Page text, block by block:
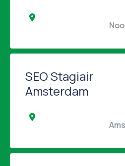
SEO Stagiair
Amsterdam